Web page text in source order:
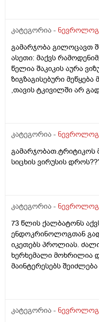
პასუხისთვის. ასაკი
დამელია და არის
მსუბუქ ტკივილებს და
ანთებაც მაქ ან
ესე ყველაფერი ამაზე
რა მოვუხერხო მთელი
დავლევ რექსეპი კომბს
რაგაცებს აგარ
....ბოლოს სტრეზამს და
კატეგორია -
გამარჯობა გილოცავთ
ასეთი: მაქვს
წელია შაკიკის აურა
ზიგზაგისებური
,თავის ტკივილში არ
მაგრამ არ
ტრიპტანებიო არ
მოვიქცეთ? იქნებ რმე
რომ ეს აურა აღარ
კატეგორია -
გამარჯობათ.ტრიტიკოს
სიცხის ვირუსის
კატეგორია -
73 წლის ქალბატონს
ენდოკრინოლოგთან
იკეთებს პროლიას.
ხერხემალი მოხრილია
მაინტერესებს
კატეგორია -